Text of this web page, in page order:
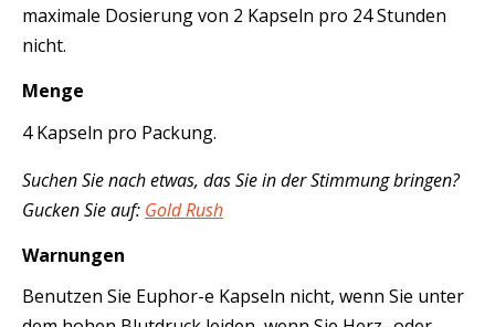
maximale Dosierung von 2 Kapseln pro 24 Stunden
nicht.
Menge
4 Kapseln pro Packung.
Suchen Sie nach etwas, das Sie in der Stimmung bringen?
Gucken Sie auf: Gold Rush
Warnungen
Benutzen Sie Euphor-e Kapseln nicht, wenn Sie unter